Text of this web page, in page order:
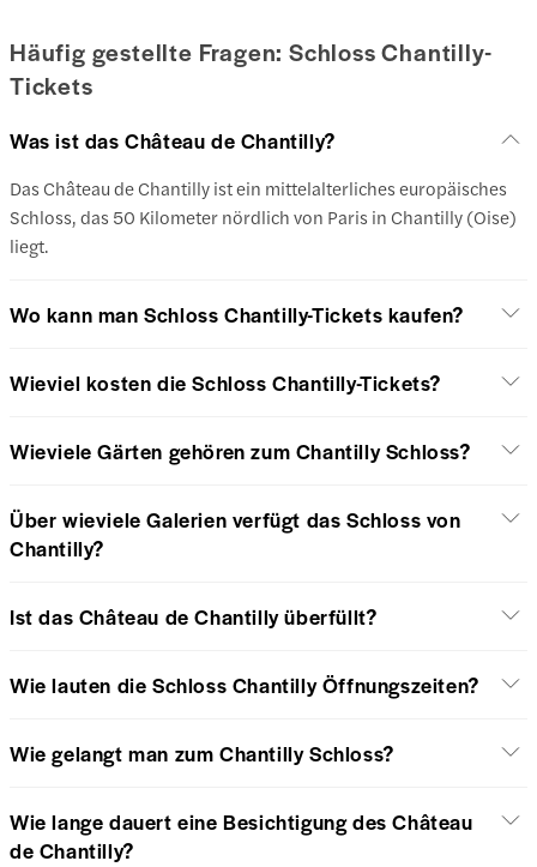
Häufig gestellte Fragen: Schloss Chantilly-
Tickets
Was ist das Château de Chantilly?
Das Château de Chantilly ist ein mittelalterliches europäisches
Schloss, das 50 Kilometer nördlich von Paris in Chantilly (Oise)
liegt.
Wo kann man Schloss Chantilly-Tickets kaufen?
Wieviel kosten die Schloss Chantilly-Tickets?
Wieviele Gärten gehören zum Chantilly Schloss?
Über wieviele Galerien verfügt das Schloss von
Chantilly?
Ist das Château de Chantilly überfüllt?
Wie lauten die Schloss Chantilly Öffnungszeiten?
Wie gelangt man zum Chantilly Schloss?
Wie lange dauert eine Besichtigung des Château
de Chantilly?